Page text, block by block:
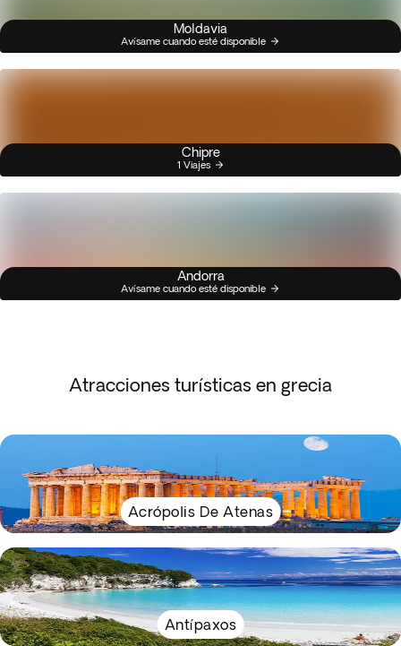
Moldavia
Avísame cuando esté disponible
Chipre
1 Viajes
Andorra
Avísame cuando esté disponible
Atracciones turísticas en grecia
Acrópolis De Atenas
Antípaxos